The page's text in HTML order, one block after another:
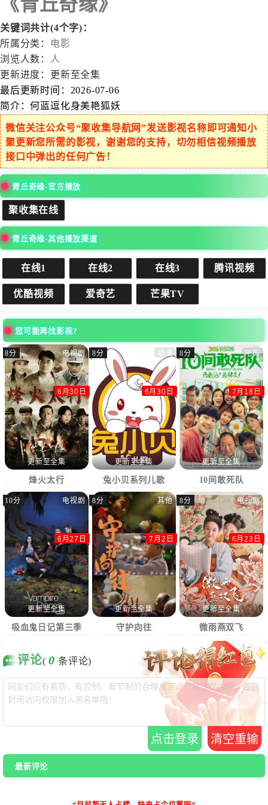
关键词共计(4个字)：
所属分类：
电影
浏览人数：
人
更新进度：
更新至全集
最后更新时间： 2026-07-06
简介：何蓝逗化身美艳狐妖
微信关注公众号“聚收集导航网”发送影视名称即可通知小
聚更新您所需的影视，谢谢您的支持，切勿相信视频播放
接口中弹出的任何广告！
青丘奇缘-官方播放
聚收集在线
青丘奇缘-其他播放渠道
在线1 在线2 在线3 腾讯视频
优酷视频 爱奇艺 芒果TV
您可能再找影视?
8分 电视剧
6月30日
更新至全集
烽火太行
8分 动漫
6月30日
更新至全集
兔小贝系列儿歌
8分 电影
7月18日
更新至全集
10间敢死队
10分 电视剧
6月27日
更新至全集
吸血鬼日记第三季
8分 其他
7月2日
更新至全集
守护向往
8分 电视剧
6月23日
更新至全集
微雨燕双飞
评论(0 条评论)
点击登录 清空重输
最新评论